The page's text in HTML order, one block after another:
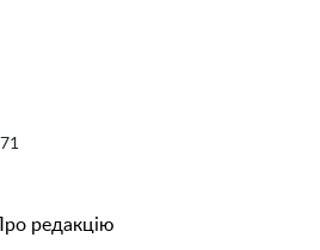
Про редакцію